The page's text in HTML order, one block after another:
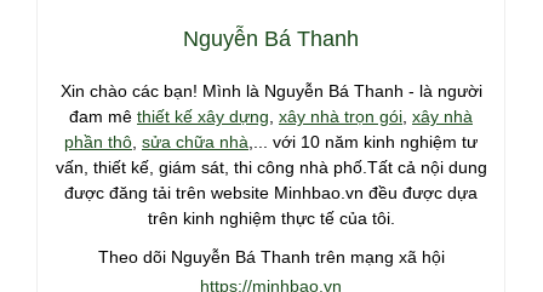
Nguyễn Bá Thanh
Xin chào các bạn! Mình là Nguyễn Bá Thanh - là người
đam mê thiết kế xây dựng, xây nhà trọn gói, xây nhà
phần thô, sửa chữa nhà,... với 10 năm kinh nghiệm tư
vấn, thiết kế, giám sát, thi công nhà phố.Tất cả nội dung
được đăng tải trên website Minhbao.vn đều được dựa
trên kinh nghiệm thực tế của tôi.
Theo dõi Nguyễn Bá Thanh trên mạng xã hội
https://minhbao.vn